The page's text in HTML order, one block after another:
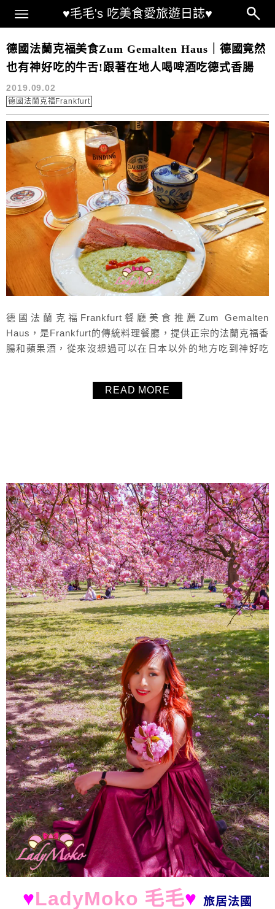
♥毛毛's 吃美食愛旅遊日誌♥
Main Menu
傳統料理餐廳
德國法蘭克福美食Zum Gemalten Haus｜德國竟然
也有神好吃的牛舌!跟著在地人喝啤酒吃德式香腸
2019.09.02
德國法蘭克福Frankfurt
德國法蘭克福Frankfurt餐廳美食推薦Zum Gemalten
Haus，是Frankfurt的傳統料理餐廳，提供正宗的法蘭克福香
腸和蘋果酒，從來沒想過可以在日本以外的地方吃到神好吃
真的好～好吃！另外還點了德國好友推薦的香腸，名字聽起
READ MORE
About
♥LadyMoko 毛毛♥ 旅居法國